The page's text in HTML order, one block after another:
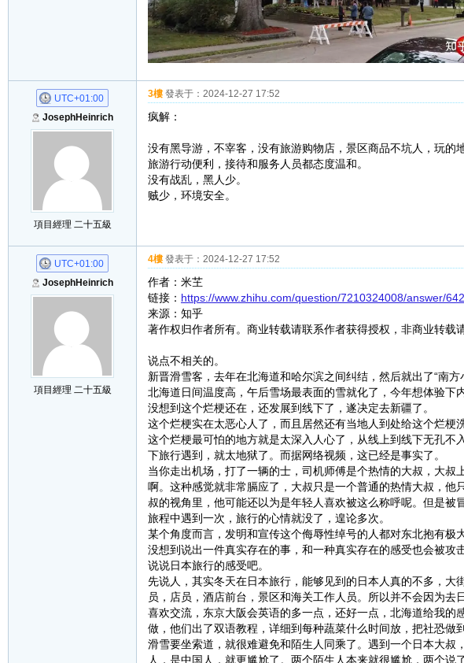
UTC+01:00
JosephHeinrich
項目經理 二十五級
3樓發表于： 2024-12-27 17:52
疯解：
没有黑导游，不宰客，没有旅游购物店，景区商品不坑人，玩的
旅游行动便利，接待和服务人员都态度温和。
没有战乱，黑人少。
贼少，环境安全。
UTC+01:00
JosephHeinrich
項目經理 二十五級
4樓發表于： 2024-12-27 17:52
作者：米芏
链接： https://www.zhihu.com/question/7210324008/answer/
来源：知乎
著作权归作者所有。商业转载请联系作者获得授权，非商业转载
说点不相关的。
新晋滑雪客，去年在北海道和哈尔滨之间纠结，然后就出了“南方
北海道日间温度高，午后雪场最表面的雪就化了，今年想体验下
没想到这个烂梗还在，还发展到线下了，遂决定去新疆了。
这个烂梗实在太恶心人了，而且居然还有当地人到处给这个烂梗
这个烂梗最可怕的地方就是太深入人心了，从线上到线下无孔
下旅行遇到，就太地狱了。而据网络视频，这已经是事实了。
当你走出机场，打了一辆的士，司机师傅是个热情的大叔，大
啊。这种感觉就非常膈应了，大叔只是一个普通的热情大叔，
叔的视角里，他可能还以为是年轻人喜欢被这么称呼呢。但是被
旅程中遇到一次，旅行的心情就没了，遑论多次。
某个角度而言，发明和宣传这个侮辱性绰号的人都对东北抱有极
没想到说出一件真实存在的事，和一种真实存在的感受也会被攻
说说日本旅行的感受吧。
先说人，其实冬天在日本旅行，能够见到的日本人真的不多，
员，店员，酒店前台，景区和海关工作人员。所以并不会因为
喜欢交流，东京大阪会英语的多一点，还好一点，北海道给我
做，他们出了双语教程，详细到每种蔬菜什么时间放，把社恐做
滑雪要坐索道，就很难避免和陌生人同乘了。遇到一个日本大
人，是中国人，就更尴尬了。两个陌生人本来就很尴尬，两个说